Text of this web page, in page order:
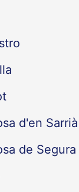
d'en Sarrià
de Segura